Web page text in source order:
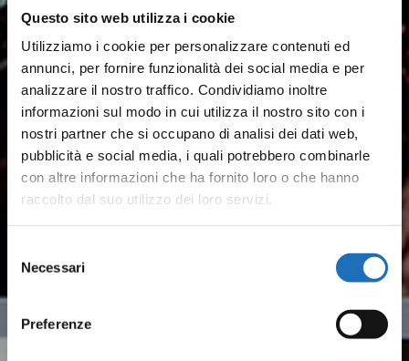
Questo sito web utilizza i cookie
Utilizziamo i cookie per personalizzare contenuti ed
annunci, per fornire funzionalità dei social media e per
analizzare il nostro traffico. Condividiamo inoltre
informazioni sul modo in cui utilizza il nostro sito con i
nostri partner che si occupano di analisi dei dati web,
pubblicità e social media, i quali potrebbero combinarle
con altre informazioni che ha fornito loro o che hanno
raccolto dal suo utilizzo dei loro servizi.
del
consenso
Necessari
Preferenze